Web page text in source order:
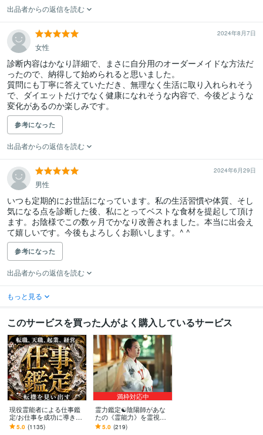
出品者からの返信を読む
2024年8月7日
女性
診断内容はかなり詳細で、まさに自分用のオーダーメイドな方法だ
ったので、納得して始められると思いました。
質問にも丁寧に答えていただき、無理なく生活に取り入れられそう
で、ダイエットだけでなく健康になれそうな内容で、今後どような
変化があるのか楽しみです。
参考になった
出品者からの返信を読む
2024年6月29日
男性
いつも定期的にお世話になっています。私の生活習慣や体質、そし
気になる点を診断した後、私にとってベストな食材を提起して頂け
ます。お陰様でこの数ヶ月でかなり改善されました。本当に出会え
て嬉しいです。今後もよろしくお願いします。^ ^
参考になった
出品者からの返信を読む
もっと見る
このサービスを買った人がよく購入しているサービス
現役霊能者による仕事鑑
定/お仕事を成功に導きま
す 【最低3500文字以上】
転職就職・金運・天職・
5.0 (1135)
満枠対応中
霊力鑑定☯️陰陽師があな
たの《霊能力》を霊視し
ます 霊感・霊能力・スピ
リチュアル能力｜あなた
5.0 (219)